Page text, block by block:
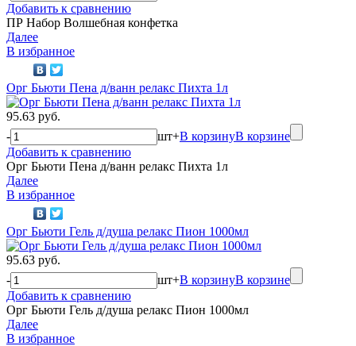
Добавить к сравнению
ПР Набор Волшебная конфетка
Далее
В избранное
Орг Бьюти Пена д/ванн релакс Пихта 1л
95.63 руб.
-
шт+В корзинуВ корзине
Добавить к сравнению
Орг Бьюти Пена д/ванн релакс Пихта 1л
Далее
В избранное
Орг Бьюти Гель д/душа релакс Пион 1000мл
95.63 руб.
-
шт+В корзинуВ корзине
Добавить к сравнению
Орг Бьюти Гель д/душа релакс Пион 1000мл
Далее
В избранное